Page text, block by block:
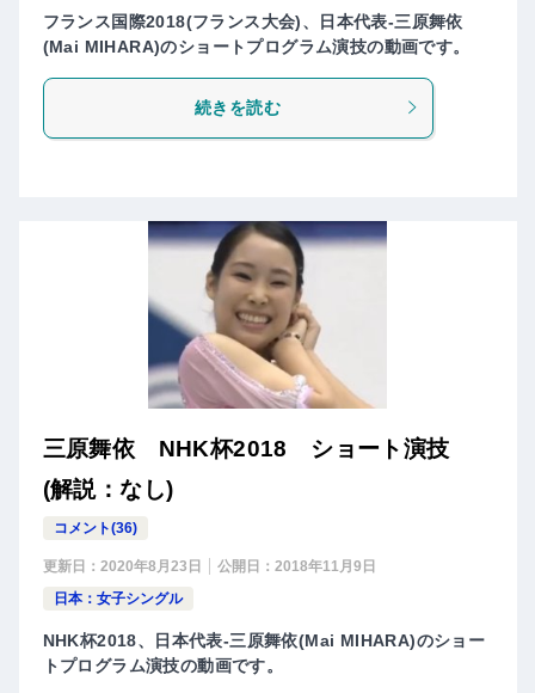
フランス国際2018(フランス大会)、日本代表-三原舞依
(Mai MIHARA)のショートプログラム演技の動画です。
続きを読む
三原舞依 NHK杯2018 ショート演技
(解説：なし)
コメント(36)
更新日： 2020年8月23日 公開日： 2018年11月9日
日本：女子シングル
NHK杯2018、日本代表-三原舞依(Mai MIHARA)のショー
トプログラム演技の動画です。